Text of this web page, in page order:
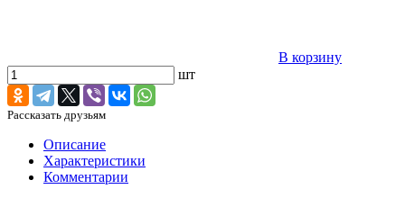
В корзину
шт
Рассказать друзьям
Описание
Характеристики
Комментарии